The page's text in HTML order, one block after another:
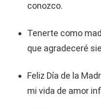
conozco.
Tenerte como
que agradeceré
Feliz Día de la
mi vida de amor